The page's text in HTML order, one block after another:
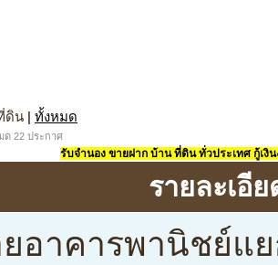
ดิน | ทั้งหมด
ด 22 ประกาศ
รับจำนอง ขายฝาก บ้าน ที่ดิน ทั่วประเทศ กู้เงิ
รายละเอีย
อาคารพานิชย์แ